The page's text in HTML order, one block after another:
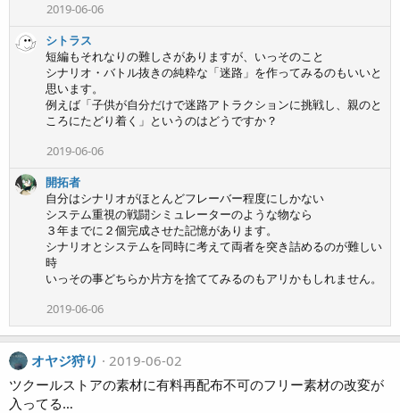
2019-06-06
シトラス
短編もそれなりの難しさがありますが、いっそのこと
シナリオ・バトル抜きの純粋な「迷路」を作ってみるのもいいと
思います。
例えば「子供が自分だけで迷路アトラクションに挑戦し、親のと
ころにたどり着く」というのはどうですか？
2019-06-06
開拓者
自分はシナリオがほとんどフレーバー程度にしかない
システム重視の戦闘シミュレーターのような物なら
３年までに２個完成させた記憶があります。
シナリオとシステムを同時に考えて両者を突き詰めるのが難しい
時
いっその事どちらか片方を捨ててみるのもアリかもしれません。
2019-06-06
オヤジ狩り
2019-06-02
ツクールストアの素材に有料再配布不可のフリー素材の改変が
入ってる…